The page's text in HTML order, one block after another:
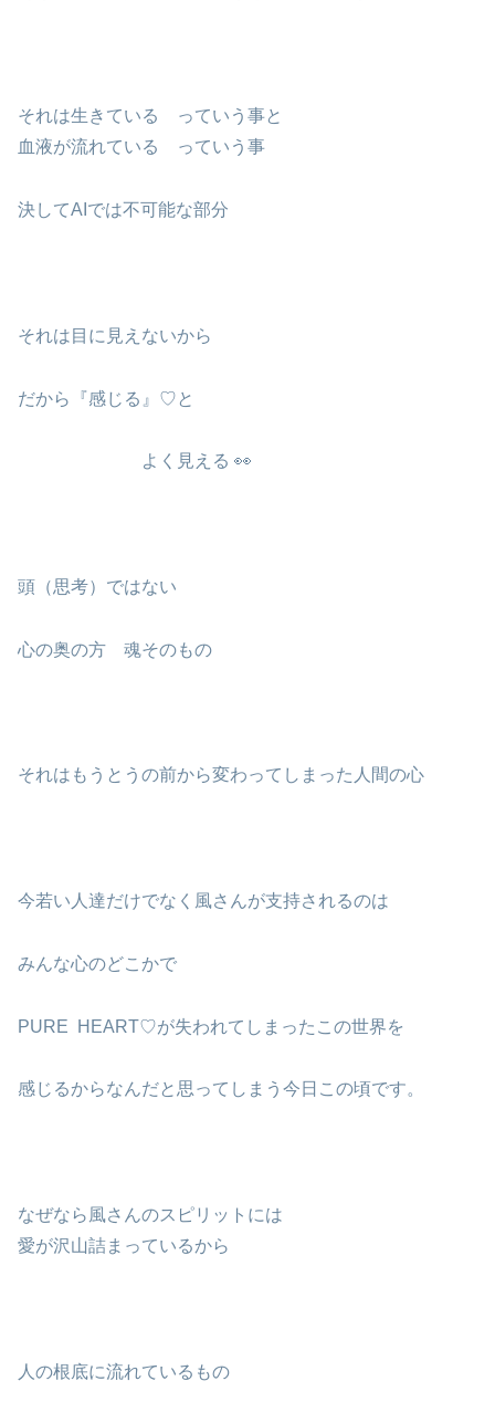
それは生きている っていう事と
血液が流れている っていう事
決してAIでは不可能な部分
それは目に見えないから
だから『感じる』♡と
よく見える 👀
頭（思考）ではない
心の奥の方 魂そのもの
それはもうとうの前から変わってしまった人間の心
今若い人達だけでなく風さんが支持されるのは
みんな心のどこかで
PURE HEART♡が失われてしまったこの世界を
感じるからなんだと思ってしまう今日この頃です。
なぜなら風さんのスピリットには
愛が沢山詰まっているから
人の根底に流れているもの